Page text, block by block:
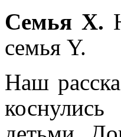
Семья X.
семья Y.
Наш